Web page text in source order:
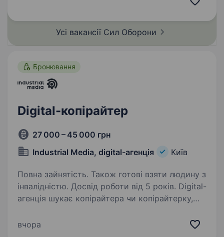
розвідувальних безпілотних…
Усі вакансії Сил Оборони
Бронювання
Digital-копірайтер
27 000 – 45 000 грн
Industrial Media, digital-агенція
Київ
Повна зайнятість. Також готові взяти людину з
інвалідністю. Досвід роботи від 5 років. Digital-
агенція шукає копірайтера чи копірайтерку,
ЦА для b2b та b2c клієнтів та бачить
вчора